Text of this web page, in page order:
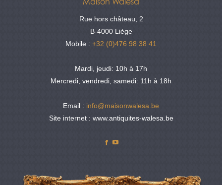
Rue hors château, 2
B-4000 Liège
Mobile : +32 (0)476 98 38 41
Mardi, jeudi: 10h à 17h
Mercredi, vendredi, samedi: 11h à 18h
Email : info@maisonwalesa.be
Site internet : www.antiquites-walesa.be
Facebook